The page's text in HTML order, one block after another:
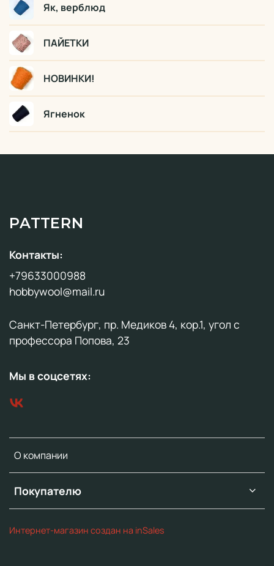
Як, верблюд
ПАЙЕТКИ
НОВИНКИ!
Ягненок
PATTERN
О компании
Покупателю
Контакты:
+79633000988
hobbywool@mail.ru
Санкт-Петербург, пр. Медиков 4, кор.1, угол с
профессора Попова, 23
Мы в соцсетях:
Интернет-магазин создан на inSales